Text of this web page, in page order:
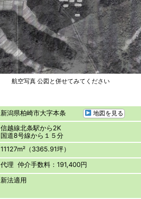
航空写真 公図と併せてみてください
新潟県柏崎市大字本条 地図を見る
信越線北条駅から2K
国道8号線から１５分
11127m²（3365.91坪）
代理 仲介手数料：191,400円
新法適用